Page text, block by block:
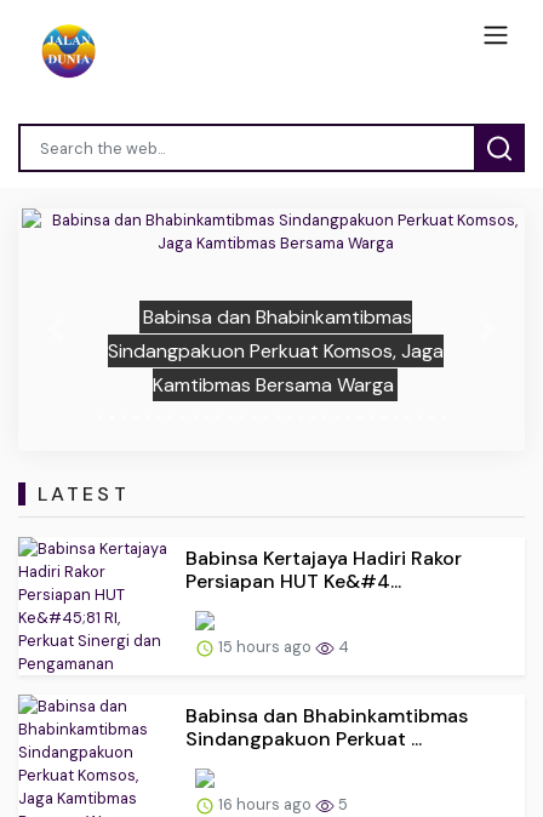
Babinsa dan Bhabinkamtibmas
Sindangpakuon Perkuat Komsos, Jaga
Kamtibmas Bersama Warga
Previous
LATEST
Babinsa Kertajaya Hadiri Rakor
Persiapan HUT Ke&#4...
15 hours ago 4
Babinsa dan Bhabinkamtibmas
Sindangpakuon Perkuat ...
16 hours ago 5